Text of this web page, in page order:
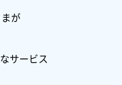
が
サービス